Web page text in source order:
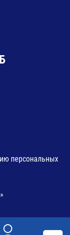
персональных